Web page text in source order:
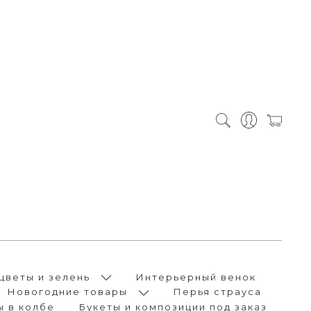
и зелень
Интерьерный венок
Новогодние товары
Перья страуса
в колбе
Букеты и композиции под заказ